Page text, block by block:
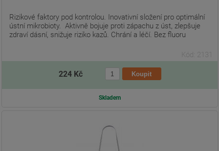
Rizikové faktory pod kontrolou. Inovativní složení pro optimální
ústní mikrobioty. Aktivně bojuje proti zápachu z úst, zlepšuje
zdraví dásní, snižuje riziko kazů. Chrání a léčí. Bez fluoru
Kód: 2131
224 Kč
Skladem